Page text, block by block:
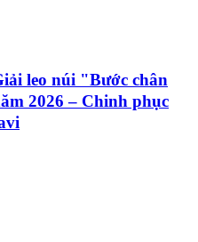
leo núi "Bước chân
2026 – Chinh phục